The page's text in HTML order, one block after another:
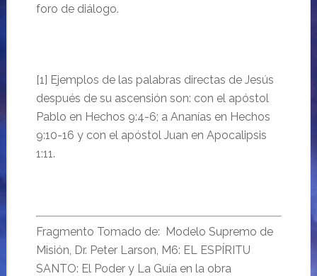
foro de diálogo.
[1] Ejemplos de las palabras directas de Jesús
después de su ascensión son: con el apóstol
Pablo en Hechos 9:4-6; a Ananías en Hechos
9:10-16 y con el apóstol Juan en Apocalipsis
1:11.
Fragmento Tomado de: Modelo Supremo de
Misión, Dr. Peter Larson, M6: EL ESPÍRITU
SANTO: El Poder y La Guía en la obra